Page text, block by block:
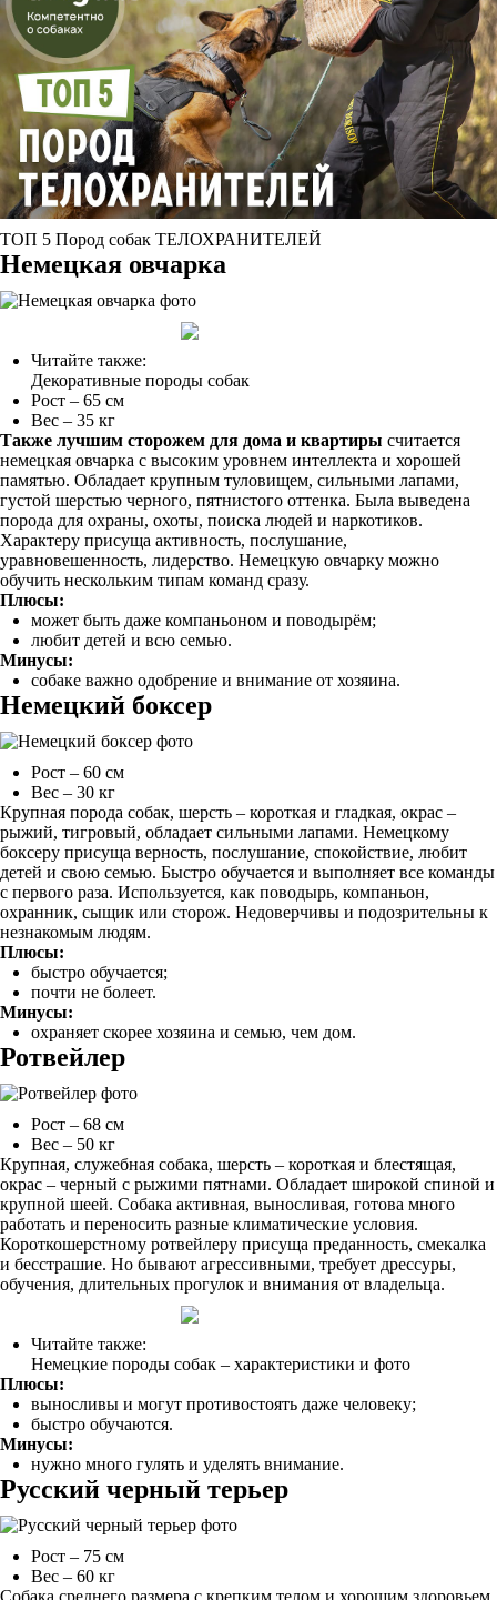
ТОП 5 Пород собак ТЕЛОХРАНИТЕЛЕЙ
Немецкая овчарка
Читайте также:
Декоративные породы собак
Рост – 65 см
Вес – 35 кг
Также лучшим сторожем для дома и квартиры считается
немецкая овчарка с высоким уровнем интеллекта и хорошей
памятью. Обладает крупным туловищем, сильными лапами,
густой шерстью черного, пятнистого оттенка. Была выведена
порода для охраны, охоты, поиска людей и наркотиков.
Характеру присуща активность, послушание,
уравновешенность, лидерство. Немецкую овчарку можно
обучить нескольким типам команд сразу.
Плюсы:
может быть даже компаньоном и поводырём;
любит детей и всю семью.
Минусы:
собаке важно одобрение и внимание от хозяина.
Немецкий боксер
Рост – 60 см
Вес – 30 кг
Крупная порода собак, шерсть – короткая и гладкая, окрас –
рыжий, тигровый, обладает сильными лапами. Немецкому
боксеру присуща верность, послушание, спокойствие, любит
детей и свою семью. Быстро обучается и выполняет все команды
с первого раза. Используется, как поводырь, компаньон,
охранник, сыщик или сторож. Недоверчивы и подозрительны к
незнакомым людям.
Плюсы:
быстро обучается;
почти не болеет.
Минусы:
охраняет скорее хозяина и семью, чем дом.
Ротвейлер
Рост – 68 см
Вес – 50 кг
Крупная, служебная собака, шерсть – короткая и блестящая,
окрас – черный с рыжими пятнами. Обладает широкой спиной и
крупной шеей. Собака активная, выносливая, готова много
работать и переносить разные климатические условия.
Короткошерстному ротвейлеру присуща преданность, смекалка
и бесстрашие. Но бывают агрессивными, требует дрессуры,
обучения, длительных прогулок и внимания от владельца.
Читайте также:
Немецкие породы собак – характеристики и фото
Плюсы:
выносливы и могут противостоять даже человеку;
быстро обучаются.
Минусы:
нужно много гулять и уделять внимание.
Русский черный терьер
Рост – 75 см
Вес – 60 кг
Собака среднего размера с крепким телом и хорошим здоровьем.